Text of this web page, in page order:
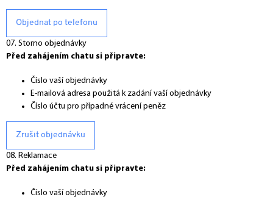
Objednat po telefonu
07. Storno objednávky
Před zahájením chatu si připravte:
Číslo vaší objednávky
E-mailová adresa použitá k zadání vaší objednávky
Číslo účtu pro případné vrácení peněz
Zrušit objednávku
08. Reklamace
Před zahájením chatu si připravte:
Číslo vaší objednávky